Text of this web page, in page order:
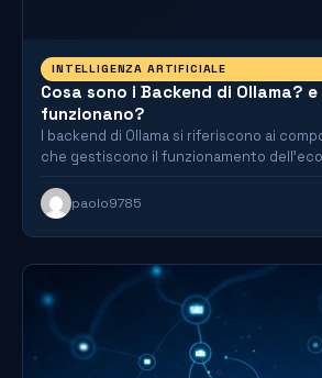
INTELLIGENZA ARTIFICIALE
Cosa sono i Backend di Ollama? e
funzionano?
I backend di Ollama si riferiscono ai
che gestiscono il funzionamento
specializzato nell'esecuzione, gestione…
paolo9785